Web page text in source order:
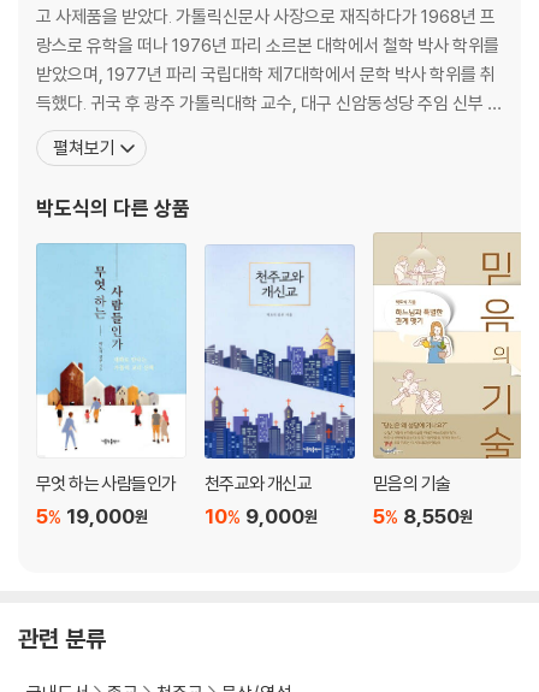
삼덕송 ∥ 92
1. 신덕송 ∥ 93
2. 망덕송 ∥ 96
3. 애덕송 ∥ 97
봉헌 기도 ∥ 101
부활 삼종 기도 ∥ 114
삼종 기도 ∥ 105
묵주 기도 ∥ 119
1. 환희의 신비 ∥ 123
2. 빛의 신비 ∥ 126
3. 고통의 신비 ∥ 130
4. 영광의 신비 ∥ 134
식사 전 기도 ∥ 139
식사 후 기도 ∥ 141
일을 시작하며 바치는 기도 ∥ 144
고해성사 ∥ 160
고 사제품을 받았다. 가톨릭신문사 사장으로 재직하다가 1968년 프
랑스로 유학을 떠나 1976년 파리 소르본 대학에서 철학 박사 학위를
받았으며, 1977년 파리 국립대학 제7대학에서 문학 박사 학위를 취
득했다. 귀국 후 광주 가톨릭대학 교수, 대구 신암동성당 주임 신부 겸
대구 가톨릭대학과 성심여자대학 강사, 효성여자대학 교수를 거쳐
효성여자대학 총장을 역임했다. 1998년부터 대구 효성가톨릭대학
는 사람들인가》, 《천주교와 개신교》,
펼쳐보기
박도식의 다른 상품
무엇 하는 사람들인가
19,000원
5%
천주교와 개신교
9,000원
10%
믿음의 기술
8,550원
5%
관련 분류